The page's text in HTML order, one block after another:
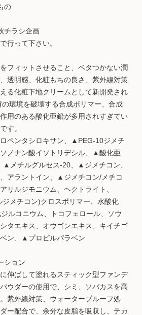
の
チラシ企画
行って下さい。
フィットさせること、ベタつかない潤
透明感、化粧もちの良さ、紫外線対策
る化粧下地クリームとして新開発され
の環境を破壊する合成ポリマー、合成
用のある酸化亜鉛が多用されすぎてい
す。
ペンタシロキサン、▲PEG-10ジメチ
ノナン酸イソトリデシル、▲酸化亜
▲メチルグルセス-20、▲ジメチコン、
アラントイン、▲ジメチコン/メチコ
リルジモニウム、ヘクトライト、
メチコン)クロスポリマー、水酸化
ルコニウム、トコフェロール、ソウ
タエキス、オウゴンエキス、キイチゴ
ン、▲プロピルパラベン
ション
伸ばして塗れるスティック型ファンデ
ウダーの使用で、シミ、ソバカスを高
紫外線対策、ウォータープルーフ処
ー配合で、余分な皮脂を吸収し、テカ